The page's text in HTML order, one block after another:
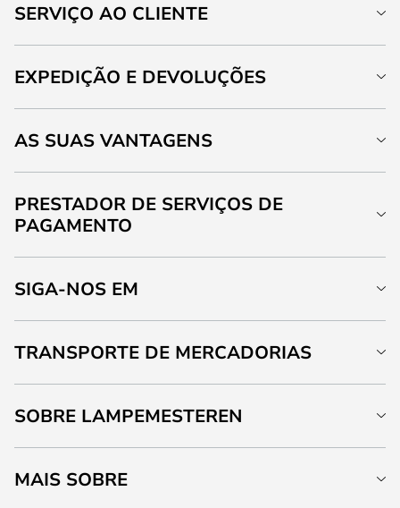
SERVIÇO AO CLIENTE
EXPEDIÇÃO E DEVOLUÇÕES
AS SUAS VANTAGENS
PRESTADOR DE SERVIÇOS DE
PAGAMENTO
SIGA-NOS EM
TRANSPORTE DE MERCADORIAS
SOBRE LAMPEMESTEREN
MAIS SOBRE